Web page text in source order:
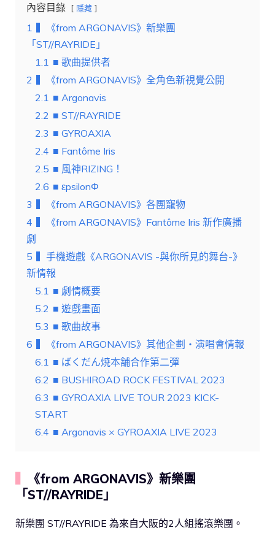
內容目錄 隱藏
1
▍《from ARGONAVIS》新樂團
「ST//RAYRIDE」
1.1 ■ 歌曲提供者
2
▍《from ARGONAVIS》全角色新視覺公開
2.1 ■ Argonavis
2.2 ■ ST//RAYRIDE
2.3 ■ GYROAXIA
2.4 ■ Fantôme Iris
2.5 ■ 風神RIZING！
2.6 ■ εpsilonΦ
3
▍《from ARGONAVIS》各團寵物
4
▍《from ARGONAVIS》Fantôme Iris 新作廣播
劇
5
▍手機遊戲《ARGONAVIS -與你所見的舞台-》
新情報
5.1 ■ 劇情概要
5.2 ■ 遊戲畫面
5.3 ■ 歌曲故事
6
▍《from ARGONAVIS》其他企劃・演唱會情報
6.1 ■ ばくだん焼本舗合作第二彈
6.2 ■ BUSHIROAD ROCK FESTIVAL 2023
6.3 ■ GYROAXIA LIVE TOUR 2023 KICK-
START
6.4 ■ Argonavis × GYROAXIA LIVE 2023
《from ARGONAVIS》新樂團
「ST//RAYRIDE」
新樂團 ST//RAYRIDE 為來自大阪的2人組搖滾樂團。